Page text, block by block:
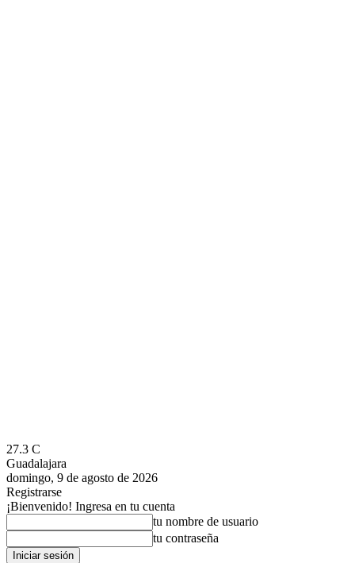
27.3 C
Guadalajara
domingo, 9 de agosto de 2026
Registrarse
¡Bienvenido! Ingresa en tu cuenta
tu nombre de usuario
tu contraseña